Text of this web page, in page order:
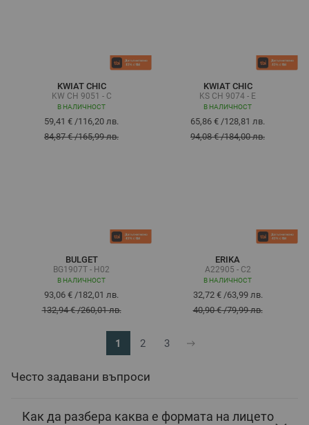
KWIAT CHIC
KW CH 9051 - C
В НАЛИЧНОСТ
59,41 € /116,20 лв.
84,87 €/165,99 лв.
KWIAT CHIC
KS CH 9074 - E
В НАЛИЧНОСТ
65,86 € /128,81 лв.
94,08 €/184,00 лв.
BULGET
BG1907T - H02
В НАЛИЧНОСТ
93,06 € /182,01 лв.
132,94 €/260,01 лв.
ERIKA
A22905 - C2
В НАЛИЧНОСТ
32,72 €/63,99 лв.
40,90 €/79,99 лв.
В момента четете страница
1 Страница
2 Страница
3
Често задавани въпроси
Как да разбера каква е формата на лицето